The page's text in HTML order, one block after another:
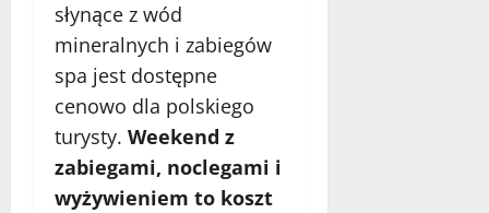
słynące z wód
mineralnych i zabiegów
spa jest dostępne
cenowo dla polskiego
turysty. Weekend z
zabiegami, noclegami i
wyżywieniem to koszt